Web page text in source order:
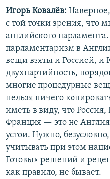
Игорь Ковалёв:
с той точки зрения, что
английского
парламентаризм в
вещи взяты и Россией, и
двухпартийность,
многие процедурные
нельзя ничего
иметь в виду, что
Франция — это не
устои. Нужно,
учитывать при этом
Готовых решений и
как правило, не бывает.